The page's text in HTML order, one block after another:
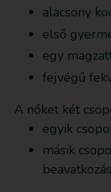
alacsony
első
egy
fejvégű
A nőket két
egyik
másik